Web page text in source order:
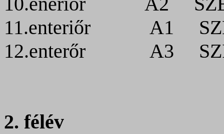
11.enteriőr
A1
12.enterőr
A3
2. félév